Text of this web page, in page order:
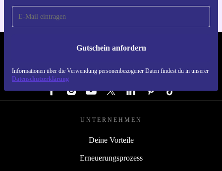
Gutschein anfordern
Informationen über die Verwendung personenbezogener Daten findest du in unserer
Datenschutzerklärung
REFURBED ÖSTERREICH - RETHINK NEW.
FOLGE UNS
UNTERNEHMEN
Deine Vorteile
Erneuerungsprozess